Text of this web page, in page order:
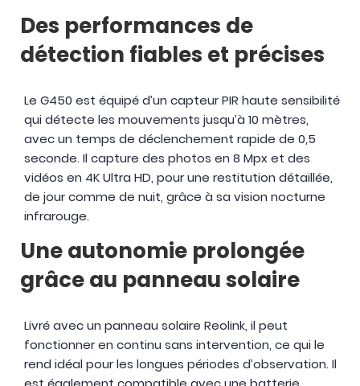
Des performances de
détection fiables et précises
Le G450 est équipé d’un capteur PIR haute sensibilité
qui détecte les mouvements jusqu’à 10 mètres,
avec un temps de déclenchement rapide de 0,5
seconde. Il capture des photos en 8 Mpx et des
vidéos en 4K Ultra HD, pour une restitution détaillée,
de jour comme de nuit, grâce à sa vision nocturne
infrarouge.
Une autonomie prolongée
grâce au panneau solaire
Livré avec un panneau solaire Reolink, il peut
fonctionner en continu sans intervention, ce qui le
rend idéal pour les longues périodes d’observation. Il